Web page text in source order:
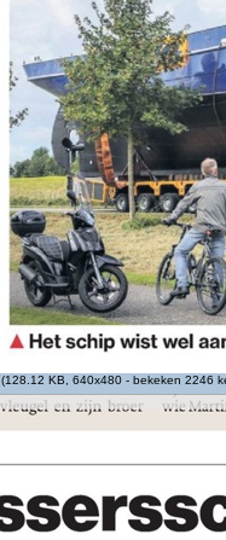
(128.12 KB, 640x480 - bekeken 2246